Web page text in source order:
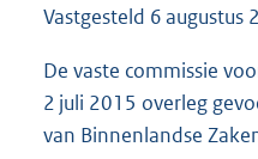
Vastgesteld 6 augustus
De vaste commissie
2 juli 2015 overleg
van Binnenlandse